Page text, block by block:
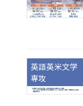
英語英米文学
専攻